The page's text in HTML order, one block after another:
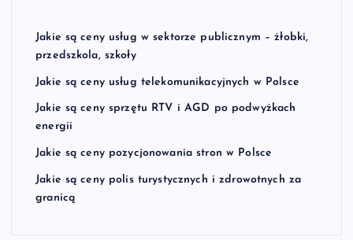
Jakie są ceny usług w sektorze publicznym – żłobki,
przedszkola, szkoły
Jakie są ceny usług telekomunikacyjnych w Polsce
Jakie są ceny sprzętu RTV i AGD po podwyżkach
energii
Jakie są ceny pozycjonowania stron w Polsce
Jakie są ceny polis turystycznych i zdrowotnych za
granicą